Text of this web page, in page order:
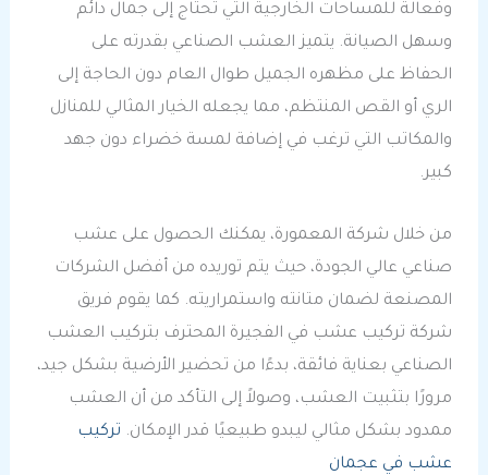
وفعالة للمساحات الخارجية التي تحتاج إلى جمال دائم
وسهل الصيانة. يتميز العشب الصناعي بقدرته على
الحفاظ على مظهره الجميل طوال العام دون الحاجة إلى
الري أو القص المنتظم، مما يجعله الخيار المثالي للمنازل
والمكاتب التي ترغب في إضافة لمسة خضراء دون جهد
كبير.
من خلال شركة المعمورة، يمكنك الحصول على عشب
صناعي عالي الجودة، حيث يتم توريده من أفضل الشركات
المصنعة لضمان متانته واستمراريته. كما يقوم فريق
شركة تركيب عشب في الفجيرة المحترف بتركيب العشب
الصناعي بعناية فائقة، بدءًا من تحضير الأرضية بشكل جيد،
مرورًا بتثبيت العشب، وصولاً إلى التأكد من أن العشب
ممدود بشكل مثالي ليبدو طبيعيًا قدر الإمكان. تركيب
عشب في عجمان